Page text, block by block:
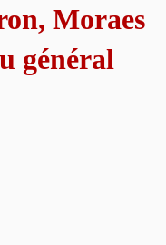
Moraes
général